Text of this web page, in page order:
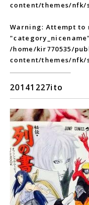
content/themes/nfk/
Warning: Attempt to
/home/kir770535/
content/themes/nfk/
20141227ito